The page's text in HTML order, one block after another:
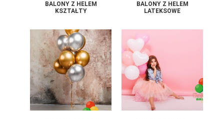
BALONY Z HELEM
KSZTAŁTY
BALONY Z HELEM
LATEKSOWE